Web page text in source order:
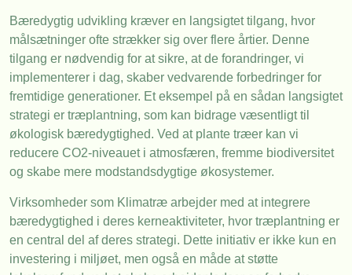
Bæredygtig udvikling kræver en langsigtet tilgang, hvor
målsætninger ofte strækker sig over flere årtier. Denne
tilgang er nødvendig for at sikre, at de forandringer, vi
implementerer i dag, skaber vedvarende forbedringer for
fremtidige generationer. Et eksempel på en sådan langsigtet
strategi er træplantning, som kan bidrage væsentligt til
økologisk bæredygtighed. Ved at plante træer kan vi
reducere CO2-niveauet i atmosfæren, fremme biodiversitet
og skabe mere modstandsdygtige økosystemer.
Virksomheder som Klimatræ arbejder med at integrere
bæredygtighed i deres kerneaktiviteter, hvor træplantning er
en central del af deres strategi. Dette initiativ er ikke kun en
investering i miljøet, men også en måde at støtte